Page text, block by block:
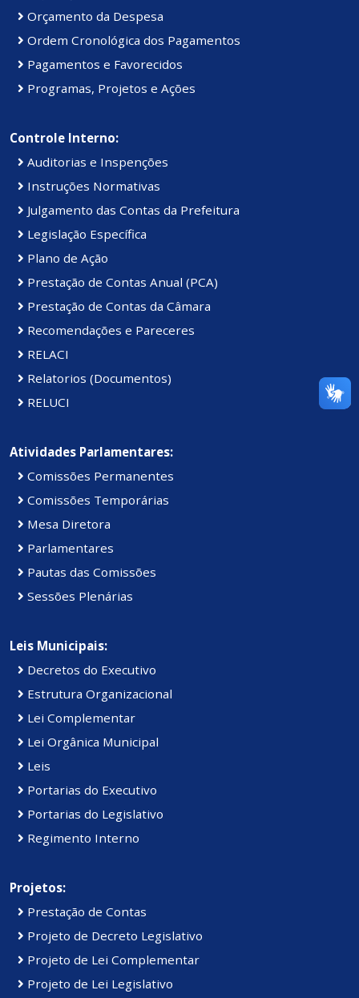
Orçamento da Despesa
Ordem Cronológica dos Pagamentos
Pagamentos e Favorecidos
Programas, Projetos e Ações
Controle Interno:
Auditorias e Inspenções
Instruções Normativas
Julgamento das Contas da Prefeitura
Legislação Específica
Plano de Ação
Prestação de Contas Anual (PCA)
Prestação de Contas da Câmara
Recomendações e Pareceres
RELACI
Relatorios (Documentos)
RELUCI
Atividades Parlamentares:
Comissões Permanentes
Comissões Temporárias
Mesa Diretora
Parlamentares
Pautas das Comissões
Sessões Plenárias
Leis Municipais:
Decretos do Executivo
Estrutura Organizacional
Lei Complementar
Lei Orgânica Municipal
Leis
Portarias do Executivo
Portarias do Legislativo
Regimento Interno
Projetos:
Prestação de Contas
Projeto de Decreto Legislativo
Projeto de Lei Complementar
Projeto de Lei Legislativo